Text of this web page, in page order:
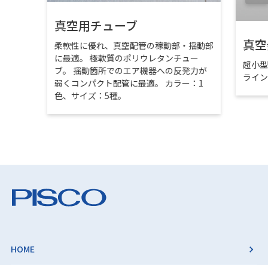
真空用チューブ
柔軟性に優れ、真空配管の稼動部・揺動部
に最適。 極軟質のポリウレタンチュー
ブ。 揺動箇所でのエア機器への反発力が
弱くコンパクト配管に最適。 カラー：1
色、サイズ：5種。
真
超小
ライ
HOME